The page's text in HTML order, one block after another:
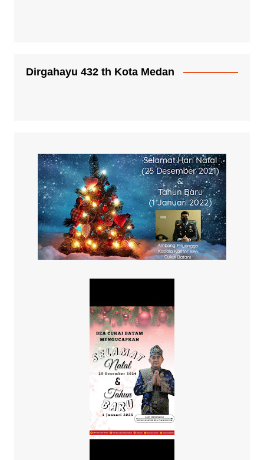
Dirgahayu 432 th Kota Medan